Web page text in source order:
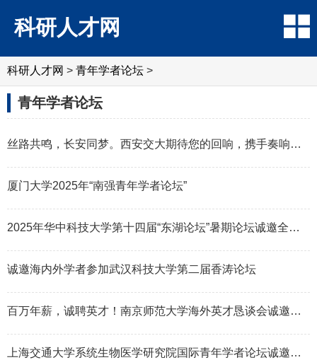
科研人才网
科研人才网 > 青年学者论坛 >
青年学者论坛
丝路共鸣，长安同梦。西安交大期待您的回响，携手奏响时代强音！
厦门大学2025年“南强青年学者论坛”
2025年华中科技大学第十四届“东湖论坛”暑期论坛诚邀全球英才
诚邀海内外学者参加武汉科技大学第二届香涛论坛
百万年薪，诚聘英才！南京师范大学海外英才恳谈会诚邀您来
上海交通大学系统生物医学研究院国际青年学者论坛诚邀海内外英才